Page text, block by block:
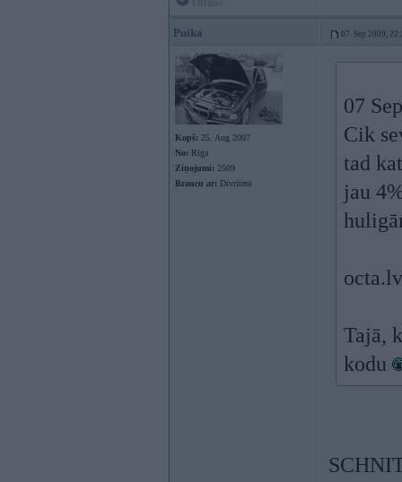
Puika 07. Sep 2009,
Kopš: 25. Aug 2007
No: Rīga
Ziņojumi: 2509
Braucu ar: Divriteni
07
Cik
tad
jau
Tajā,
kodu